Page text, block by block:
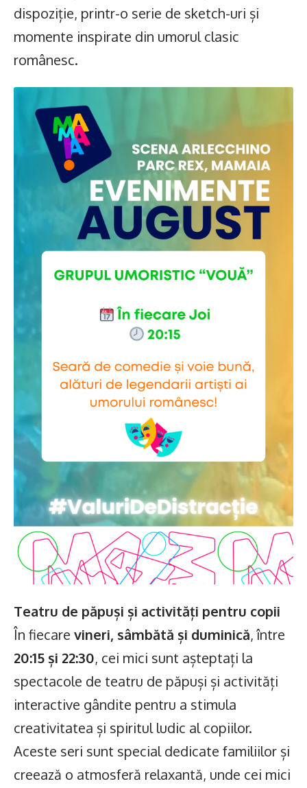
dispoziție, printr-o serie de sketch-uri și
momente inspirate din umorul clasic
românesc.
Teatru de păpuși și activități pentru copii
În fiecare vineri, sâmbătă și duminică, între
20:15 și 22:30, cei mici sunt așteptați la
spectacole de teatru de păpuși și activități
interactive gândite pentru a stimula
creativitatea și spiritul ludic al copiilor.
Aceste seri sunt special dedicate familiilor și
creează o atmosferă relaxantă, unde cei mici